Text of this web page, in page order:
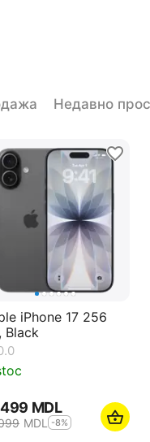
Недавно
iPhone 17 256
Black
MDL
MDL -8%